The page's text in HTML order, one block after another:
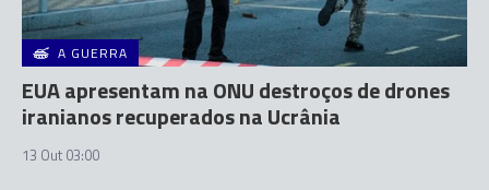
A GUERRA
EUA apresentam na ONU destroços de drones
iranianos recuperados na Ucrânia
13 Out 03:00